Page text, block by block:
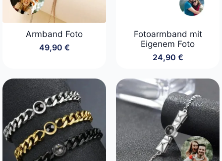
Armband Foto
49,90 €
Fotoarmband mit
Eigenem Foto
24,90 €